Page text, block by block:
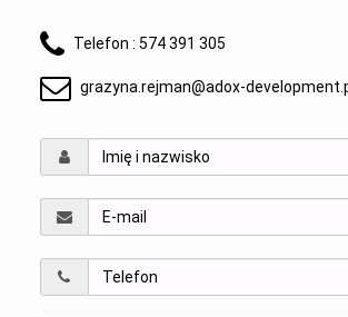
Telefon : 574 391 305
grazyna.rejman@adox-